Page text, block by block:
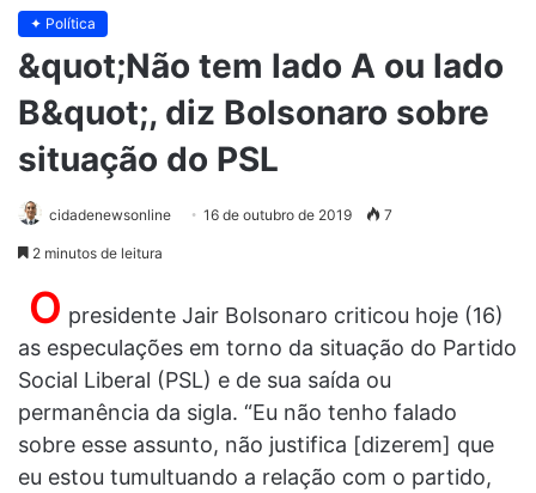
✦ Política
&quot;Não tem lado A ou lado
B&quot;, diz Bolsonaro sobre
situação do PSL
cidadenewsonline 16 de outubro de 2019 7
2 minutos de leitura
O presidente Jair Bolsonaro criticou hoje (16)
as especulações em torno da situação do Partido
Social Liberal (PSL) e de sua saída ou
permanência da sigla. “Eu não tenho falado
sobre esse assunto, não justifica [dizerem] que
eu estou tumultuando a relação com o partido,